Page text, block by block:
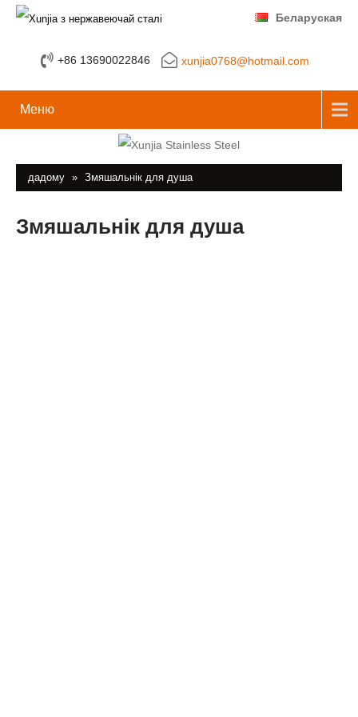
+86 13690022846 xunjia0768@hotmail.com
Беларуская
Меню
дадому » Змяшальнік для душа
Змяшальнік для душа